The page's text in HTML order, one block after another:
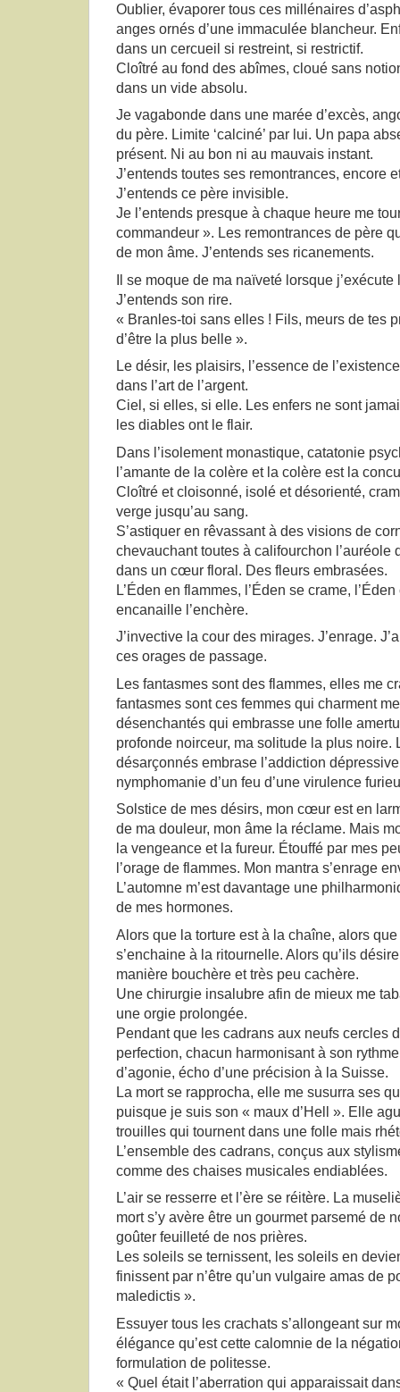
Oublier, évaporer tous ces millénaires
anges ornés d’une immaculée blancheur.
dans un cercueil si restreint, si restrictif.
Cloîtré au fond des abîmes, cloué sans
dans un vide absolu.
Je vagabonde dans une marée d’excès,
du père. Limite ‘calciné’ par lui. Un papa
présent. Ni au bon ni au mauvais instant.
J’entends toutes ses remontrances, encore
J’entends ce père invisible.
Je l’entends presque à chaque heure me
commandeur ». Les remontrances de père
de mon âme. J’entends ses ricanements.
Il se moque de ma naïveté lorsque
J’entends son rire.
« Branles-toi sans elles ! Fils, meurs de tes
d’être la plus belle ».
Le désir, les plaisirs, l’essence de
dans l’art de l’argent.
Ciel, si elles, si elle. Les enfers ne sont
les diables ont le flair.
Dans l’isolement monastique, catatonie
l’amante de la colère et la colère est la
Cloîtré et cloisonné, isolé et désorienté,
verge jusqu’au sang.
S’astiquer en rêvassant à des visions de
chevauchant toutes à califourchon l’auréole
dans un cœur floral. Des fleurs embrasées.
L’Éden en flammes, l’Éden se crame,
encanaille l’enchère.
J’invective la cour des mirages. J’enrage.
ces orages de passage.
Les fantasmes sont des flammes, elles me
fantasmes sont ces femmes qui charment
désenchantés qui embrasse une folle
profonde noirceur, ma solitude la plus noire.
désarçonnés embrase l’addiction
nymphomanie d’un feu d’une virulence
Solstice de mes désirs, mon cœur est en
de ma douleur, mon âme la réclame. Mais
la vengeance et la fureur. Étouffé par mes
l’orage de flammes. Mon mantra s’enrage
L’automne m’est davantage une
de mes hormones.
Alors que la torture est à la chaîne, alors
s’enchaine à la ritournelle. Alors qu’ils
manière bouchère et très peu cachère.
Une chirurgie insalubre afin de mieux me
une orgie prolongée.
Pendant que les cadrans aux neufs cercles
perfection, chacun harmonisant à son
d’agonie, écho d’une précision à la Suisse.
La mort se rapprocha, elle me susurra ses
puisque je suis son « maux d’Hell ». Elle
trouilles qui tournent dans une folle mais
L’ensemble des cadrans, conçus aux
comme des chaises musicales endiablées.
L’air se resserre et l’ère se réitère. La
mort s’y avère être un gourmet parsemé de
goûter feuilleté de nos prières.
Les soleils se ternissent, les soleils en
finissent par n’être qu’un vulgaire amas de
maledictis ».
Essuyer tous les crachats s’allongeant sur
élégance qu’est cette calomnie de la
formulation de politesse.
« Quel était l’aberration qui apparaissait